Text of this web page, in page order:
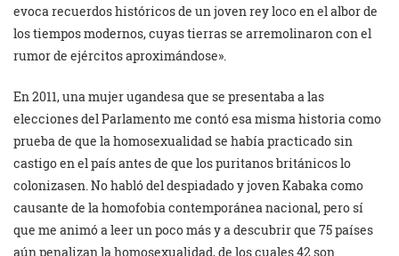
evoca recuerdos históricos de un joven rey loco en el albor de
los tiempos modernos, cuyas tierras se arremolinaron con el
rumor de ejércitos aproximándose».
En 2011, una mujer ugandesa que se presentaba a las
elecciones del Parlamento me contó esa misma historia como
prueba de que la homosexualidad se había practicado sin
castigo en el país antes de que los puritanos británicos lo
colonizasen. No habló del despiadado y joven Kabaka como
causante de la homofobia contemporánea nacional, pero sí
que me animó a leer un poco más y a descubrir que 75 países
aún penalizan la homosexualidad, de los cuales 42 son